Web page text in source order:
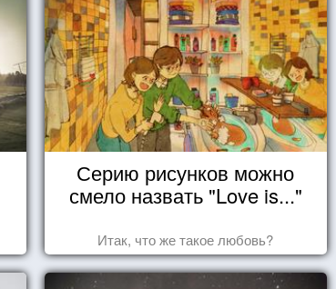
Серию рисунков можно
смело назвать "Love is..."
Итак, что же такое любовь?